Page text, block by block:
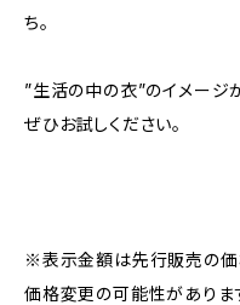
ち。
”生活の中の衣”のイメージ
ぜひお試しください。
※表示金額は先行販売の価
価格変更の可能性がありま